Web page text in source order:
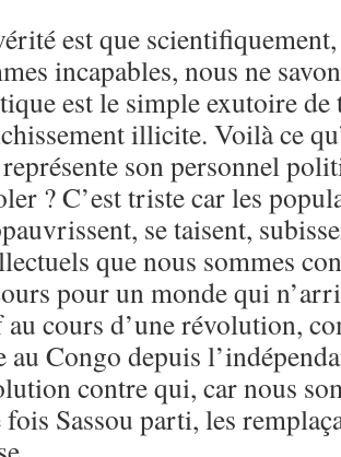
est que
incapables, nous ne
est le simple exutoire de
illicite. Voilà ce
son personnel
? C’est triste car les
se taisent,
que nous sommes
pour un monde qui
au cours d’une révolution,
au Congo depuis
contre qui, car nous
fois Sassou parti, les